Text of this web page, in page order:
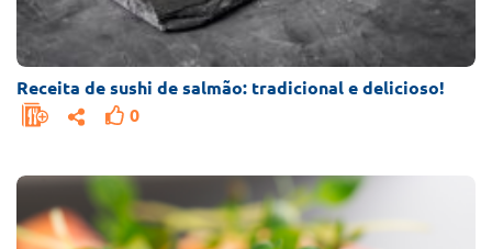
Receita de sushi de salmão: tradicional e delicioso!
0